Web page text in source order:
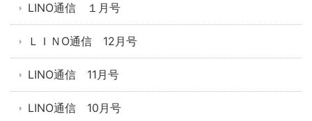
LINO通信 １月号
ＬＩＮO通信 12月号
LINO通信 11月号
LINO通信 10月号